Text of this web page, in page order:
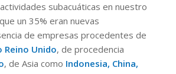
subacuáticas en nuestro
un 35% eran nuevas
de empresas procedentes de
Reino Unido, de procedencia
, de Asia como Indonesia, China,